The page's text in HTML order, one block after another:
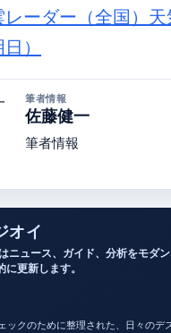
ーダー（全国） 天
）
筆者情報
佐藤健一
筆者情報
オイ
ニュース、ガイド、分析をモダ
に更新します。
ックのために整理された、日々のデ